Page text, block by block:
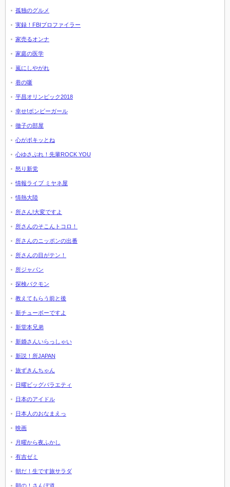
孤独のグルメ
実録！FBIプロファイラー
家売るオンナ
家庭の医学
嵐にしやがれ
巷の噺
平昌オリンピック2018
幸せ!ボンビーガール
徹子の部屋
心がポキッとね
心ゆさぶれ！先輩ROCK YOU
怒り新党
情報ライブ ミヤネ屋
情熱大陸
所さん!大変ですよ
所さんのそこんトコロ！
所さんのニッポンの出番
所さんの目がテン！
所ジャパン
探検バクモン
教えてもらう前と後
新チューボーですよ
新堂本兄弟
新婚さんいらっしゃい
新説！所JAPAN
旅ずきんちゃん
日曜ビッグバラエティ
日本のアイドル
日本人のおなまえっ
映画
月曜から夜ふかし
有吉ゼミ
朝だ！生です旅サラダ
朝の！さんぽ道